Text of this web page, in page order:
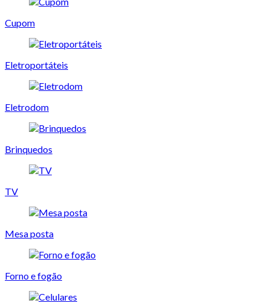
Cupom
Eletroportáteis
Eletrodom
Brinquedos
TV
Mesa posta
Forno e fogão